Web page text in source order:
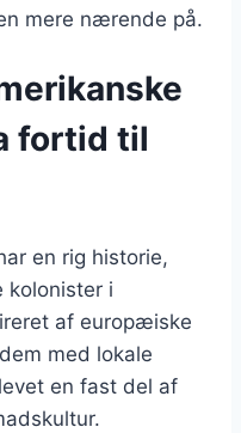
mere nærende på.
fortid til
en rig historie,
kolonister i
af europæiske
med lokale
en fast del af